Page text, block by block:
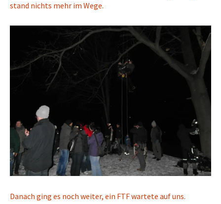
stand nichts mehr im Wege.
Danach ging es noch weiter, ein FTFwartete auf uns.